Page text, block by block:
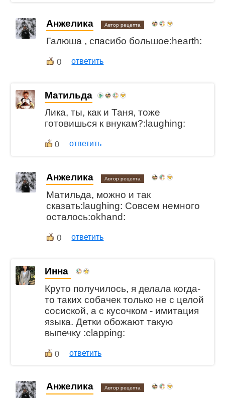
Анжелика Автор рецепта
Галюша , спасибо большое:hearth:
0 ответить
Матильда
Лика, ты, как и Таня, тоже
готовишься к внукам?:laughing:
0 ответить
Анжелика Автор рецепта
Матильда, можно и так
сказать:laughing: Совсем немного
осталось:okhand:
0 ответить
Инна
Круто получилось, я делала когда-
то таких собачек только не с целой
сосиской, а с кусочком - имитация
языка. Детки обожают такую
выпечку :clapping:
0 ответить
Анжелика Автор рецепта